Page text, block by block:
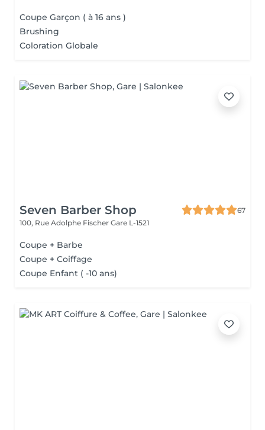
Coupe Garçon ( à 16 ans )
Brushing
Coloration Globale
Seven Barber Shop
67
100, Rue Adolphe Fischer Gare L-1521
Coupe + Barbe
Coupe + Coiffage
Coupe Enfant ( -10 ans)